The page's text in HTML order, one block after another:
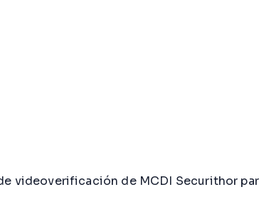
videoverificación de MCDI Securithor